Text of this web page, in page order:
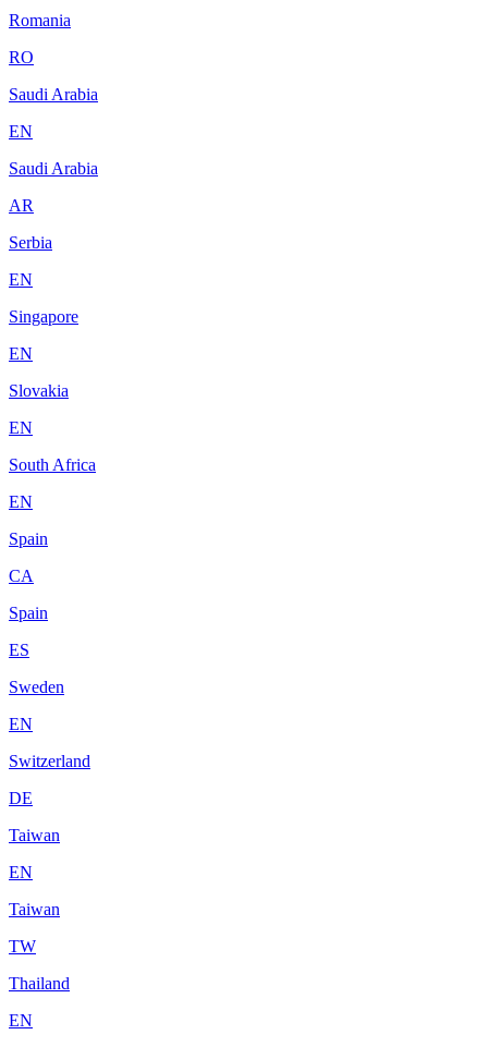
Romania
RO
Saudi Arabia
EN
Saudi Arabia
AR
Serbia
EN
Singapore
EN
Slovakia
EN
South Africa
EN
Spain
CA
Spain
ES
Sweden
EN
Switzerland
DE
Taiwan
EN
Taiwan
TW
Thailand
EN